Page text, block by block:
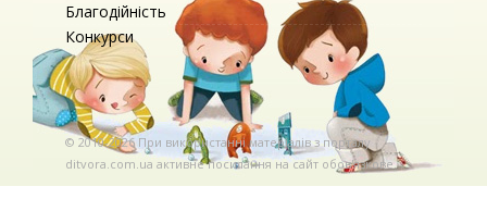
Благодійність
Конкурси
© 2010-2026 При використаннi матерiалiв з порталу
ditvora.com.ua активне посилання на сайт обов'язкове. .